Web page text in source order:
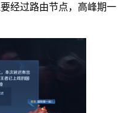
经过路由节点，高峰期一